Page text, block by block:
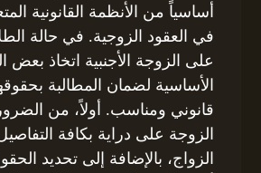
أساسياً من الأنظمة القانونية
في العقود الزوجية. في حالة
على الزوجة الأجنبية اتخاذ بعض
الأساسية لضمان المطالبة
قانوني ومناسب. أولاً، من
الزوجة على دراية بكافة
الزواج، بالإضافة إلى تحديد